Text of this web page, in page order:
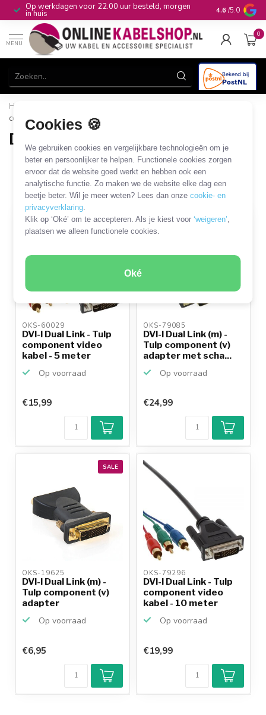
Cookies 🍪
We gebruiken cookies en vergelijkbare technologieën om je
beter en persoonlijker te helpen. Functionele cookies zorgen
ervoor dat de website goed werkt en hebben ook een
analytische functie. Zo maken we de website elke dag een
beetje beter. Wil je meer weten? Lees dan onzecookie- en
privacyverklaring.
Klik op ‘Oké’ om te accepteren. Als je kiest voor‘weigeren’,
plaatsen we alleen functionele cookies.
Oké
Op werkdagen voor 22.00 uur besteld, morgen
in huis 10+jaar
4.6 /5.0
MENU
0
Home
component
DVI - Tulp component
4 PRODUCTEN
Filters SORTEER OP
OKS-60029
DVI-I Dual Link - Tulp
component video
kabel - 5 meter
Op voorraad
€15,99
OKS-79085
DVI-I Dual Link (m) -
Tulp component (v)
adapter met scha...
Op voorraad
€24,99
SALE
OKS-19625
DVI-I Dual Link (m) -
Tulp component (v)
adapter
Op voorraad
€6,95
OKS-79296
DVI-I Dual Link - Tulp
component video
kabel - 10 meter
Op voorraad
€19,99